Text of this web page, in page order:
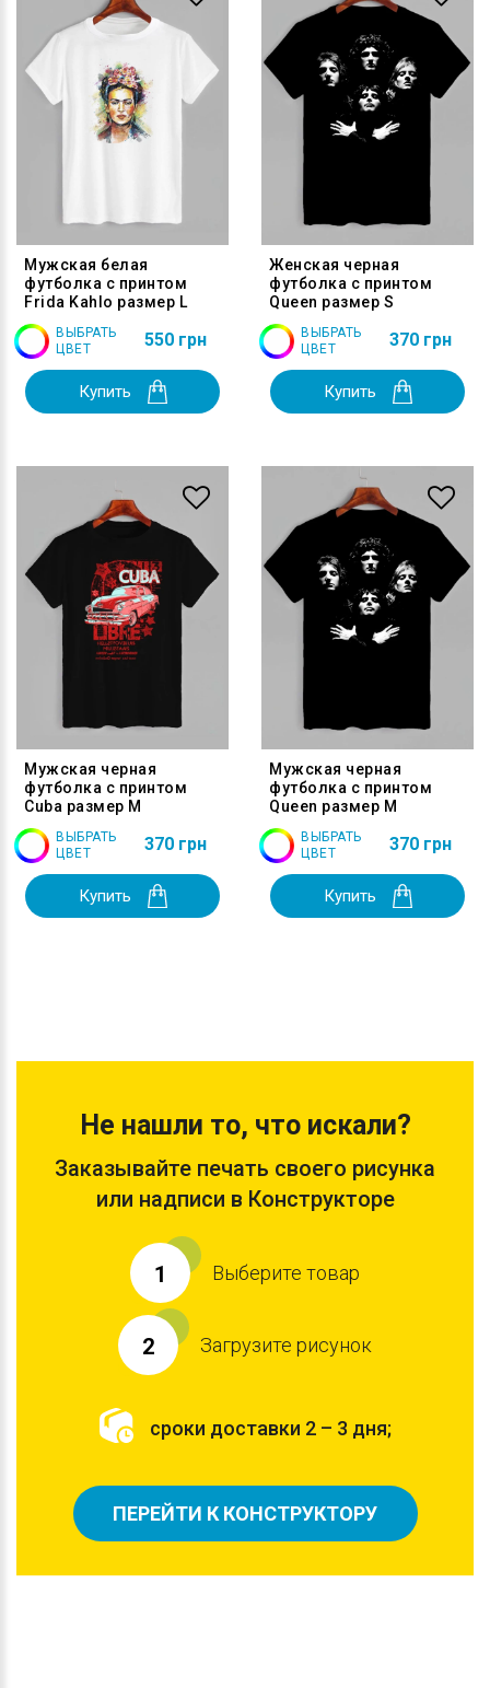
Мужская белая
футболка с принтом
Frida Kahlo размер L
ВЫБРАТЬ
ЦВЕТ
550 грн
Купить
Женская черная
футболка с принтом
Queen размер S
ВЫБРАТЬ
ЦВЕТ
370 грн
Купить
Мужская черная
футболка с принтом
Cuba размер M
ВЫБРАТЬ
ЦВЕТ
370 грн
Купить
Мужская черная
футболка с принтом
Queen размер M
ВЫБРАТЬ
ЦВЕТ
370 грн
Купить
Не нашли то, что искали?
Заказывайте печать своего рисунка
или надписи в Конструкторе
1 Выберите товар
2 Загрузите рисунок
сроки доставки 2 – 3 дня;
ПЕРЕЙТИ К КОНСТРУКТОРУ